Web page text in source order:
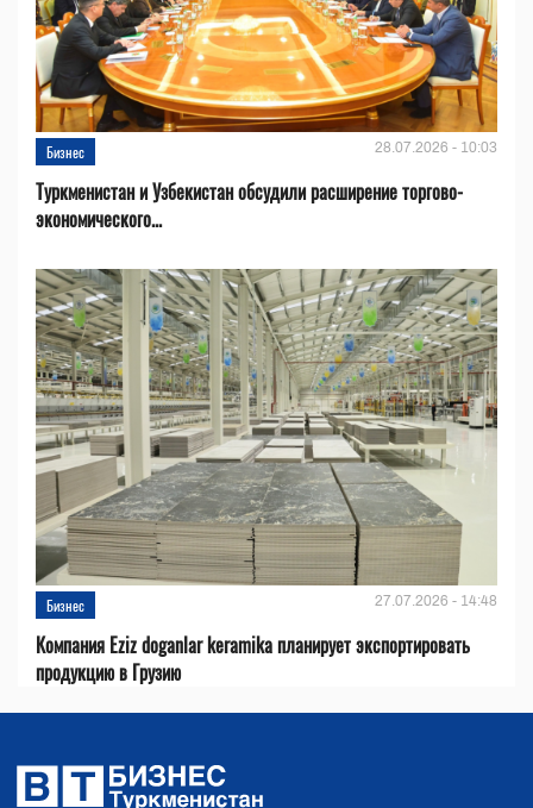
Бизнес 28.07.2026 - 10:03
Туркменистан и Узбекистан обсудили расширение торгово-
экономического...
Бизнес 27.07.2026 - 14:48
Компания Eziz doganlar keramika планирует экспортировать
продукцию в Грузию